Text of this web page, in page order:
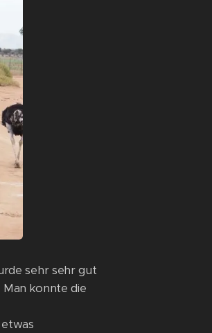
sehr sehr gut
konnte die